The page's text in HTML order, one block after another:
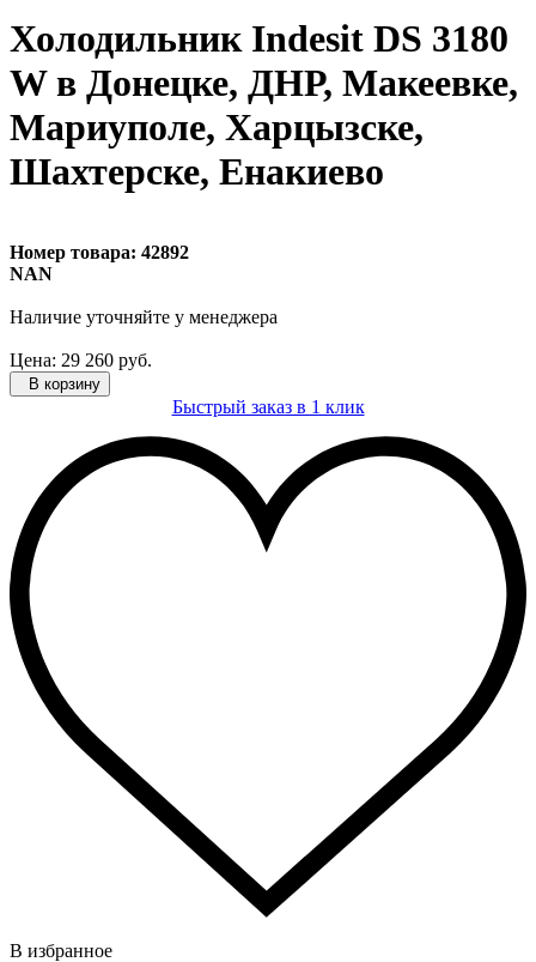
Холодильник Indesit DS 3180
W в Донецке, ДНР, Макеевке,
Мариуполе, Харцызске,
Шахтерске, Енакиево
Номер товара: 42892
NAN
Наличие уточняйте у менеджера
Цена: 29 260 руб.
В корзину
Быстрый заказ в 1 клик
В избранное